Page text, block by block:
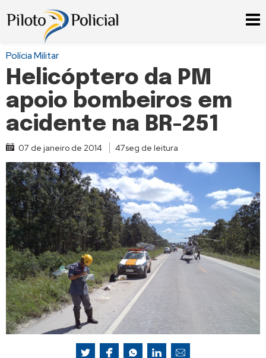
Polícia Militar
Helicóptero da PM
apoio bombeiros em
acidente na BR-251
07 de janeiro de 2014 47seg de leitura